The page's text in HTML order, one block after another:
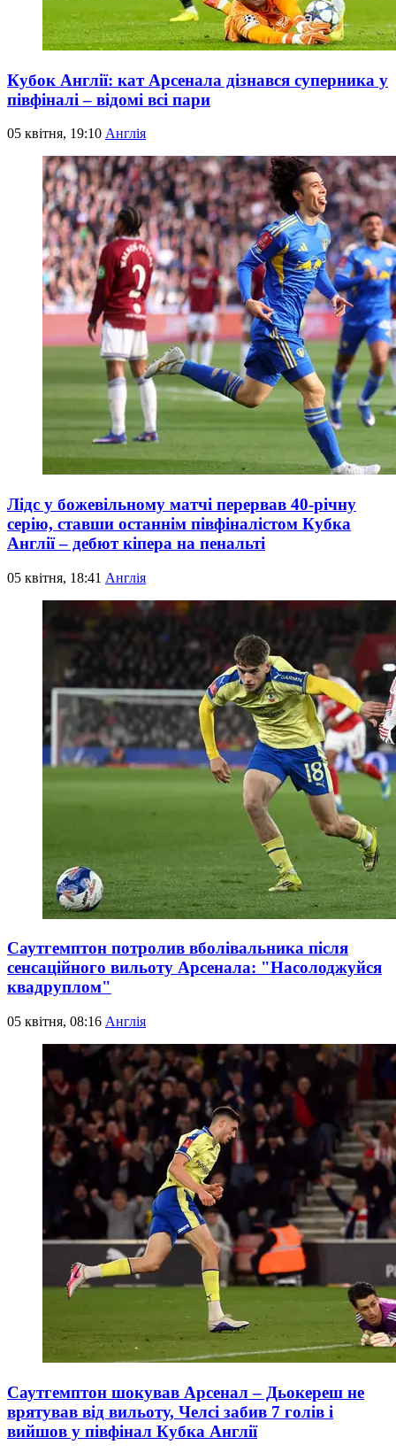
Кубок Англії: кат Арсенала дізнався суперника у
півфіналі – відомі всі пари
05 квітня, 19:10 Англія
Лідс у божевільному матчі перервав 40-річну
серію, ставши останнім півфіналістом Кубка
Англії – дебют кіпера на пенальті
05 квітня, 18:41 Англія
Саутгемптон потролив вболівальника після
сенсаційного вильоту Арсенала: "Насолоджуйся
квадруплом"
05 квітня, 08:16 Англія
Саутгемптон шокував Арсенал – Дьокереш не
врятував від вильоту, Челсі забив 7 голів і
вийшов у півфінал Кубка Англії